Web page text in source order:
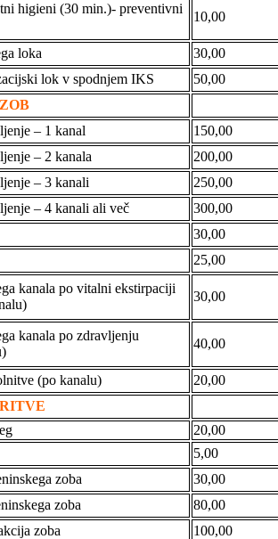
higieni (30 min.)- preventivni
10,00
loka
30,00
lok v spodnjem IKS
50,00
– 1 kanal
150,00
– 2 kanala
200,00
– 3 kanali
250,00
– 4 kanali ali več
300,00
30,00
25,00
kanala po vitalni ekstirpaciji
30,00
kanala po zdravljenju
40,00
(po kanalu)
20,00
20,00
5,00
zoba
30,00
zoba
80,00
zoba
100,00